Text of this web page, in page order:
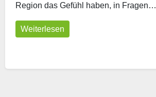
Region das Gefühl haben, in Fragen…
Weiterlesen